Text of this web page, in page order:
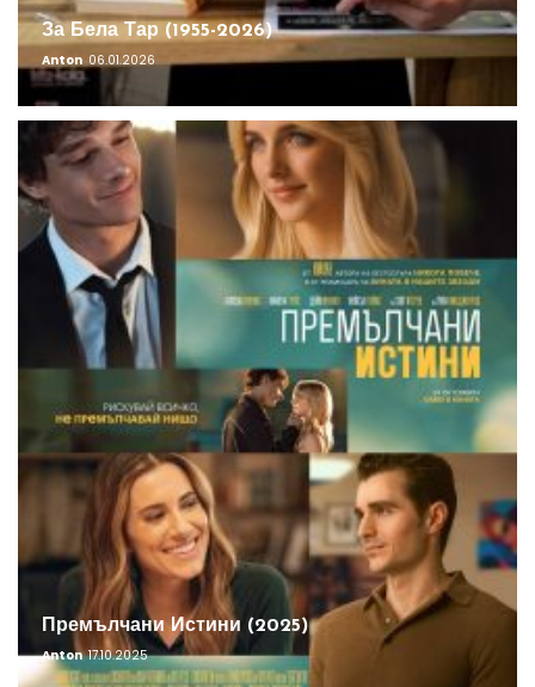
За Бела Тар (1955-2026)
Anton 06.01.2026
Премълчани Истини (2025)
Anton 17.10.2025